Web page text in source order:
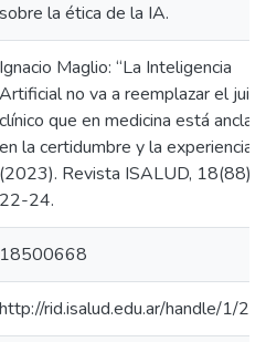
sobre la ética de la IA.
Ignacio Maglio: “La Inteligencia
Artificial no va a reemplazar el
clínico que en medicina está
en la certidumbre y la experiencia”.
(2023). Revista ISALUD, 18(88),
22-24.
18500668
http://rid.isalud.edu.ar/handle/1/